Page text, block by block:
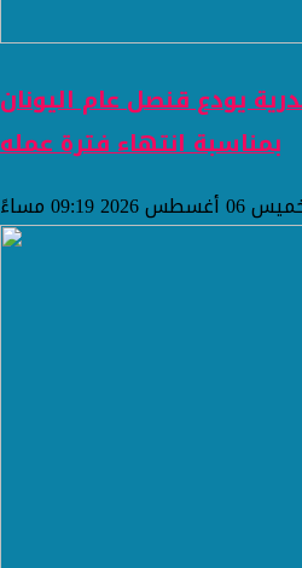
يودع قنصل عام اليونان
بمناسبة انتهاء فترة عمله
2026 09:19 مساءً